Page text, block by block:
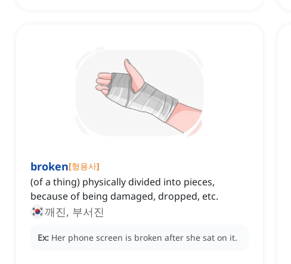
broken[형용사]
(of a thing) physically divided into pieces,
because of being damaged, dropped, etc.
깨진, 부서진
Ex: Her phone screen is broken after she sat on it.